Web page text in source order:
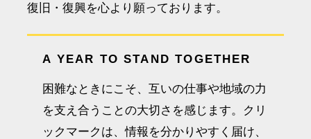
復旧・復興を心より願っております。
A YEAR TO STAND TOGETHER
困難なときにこそ、互いの仕事や地域の力
を支え合うことの大切さを感じます。クリ
ックマークは、情報を分かりやすく届け、